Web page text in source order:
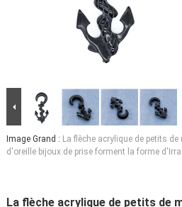
Image Grand : La flèche acrylique de petits de
d'oreille bijoux de prise forment la forme
La flèche acrylique de petits de